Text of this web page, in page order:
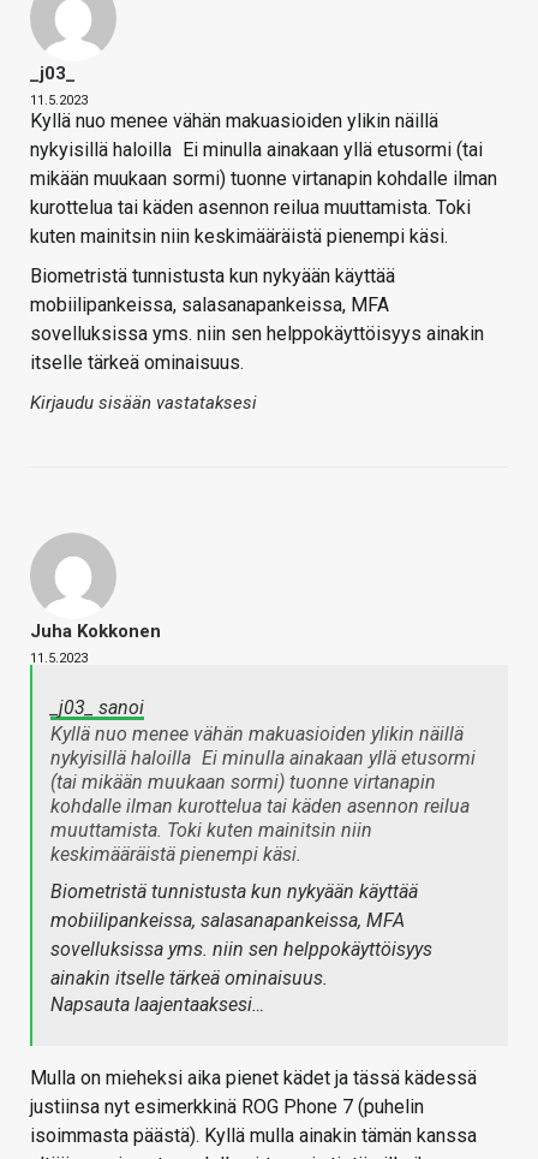
_j03_
11.5.2023
Kyllä nuo menee vähän makuasioiden ylikin näillä
nykyisillä haloilla Ei minulla ainakaan yllä etusormi (tai
mikään muukaan sormi) tuonne virtanapin kohdalle ilman
kurottelua tai käden asennon reilua muuttamista. Toki
kuten mainitsin niin keskimääräistä pienempi käsi.
Biometristä tunnistusta kun nykyään käyttää
mobiilipankeissa, salasanapankeissa, MFA
sovelluksissa yms. niin sen helppokäyttöisyys ainakin
itselle tärkeä ominaisuus.
Kirjaudu sisään vastataksesi
Juha Kokkonen
11.5.2023
_j03_ sanoi
Kyllä nuo menee vähän makuasioiden ylikin näillä
nykyisillä haloilla Ei minulla ainakaan yllä etusormi
(tai mikään muukaan sormi) tuonne virtanapin
kohdalle ilman kurottelua tai käden asennon reilua
muuttamista. Toki kuten mainitsin niin
keskimääräistä pienempi käsi.
Biometristä tunnistusta kun nykyään käyttää
mobiilipankeissa, salasanapankeissa, MFA
sovelluksissa yms. niin sen helppokäyttöisyys
ainakin itselle tärkeä ominaisuus.
Napsauta laajentaaksesi…
Mulla on mieheksi aika pienet kädet ja tässä kädessä
justiinsa nyt esimerkkinä ROG Phone 7 (puhelin
isoimmasta päästä). Kyllä mulla ainakin tämän kanssa